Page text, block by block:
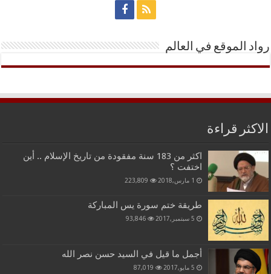
رواد الموقع في العالم
الاكثر قراءة
اكثر من 183 سنة مفقودة من تاريخ الإسلام .. أين
اختفت ؟
1 مارس,2018 223,809
طريقة ختم سورة يس المباركة
5 سبتمبر,2017 93,846
أجمل ما قيل في السيد حسن نصر الله
5 مايو,2017 87,019